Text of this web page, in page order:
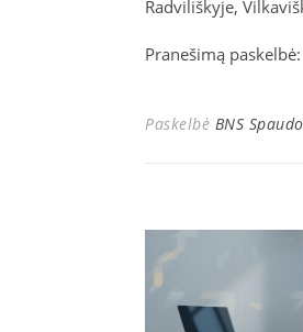
Radviliškyje,
Pranešimą
Paskelbė BNS